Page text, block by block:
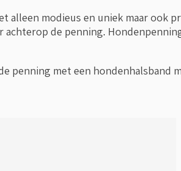
alleen modieus en uniek maar ook
achterop de penning.
penning met een hondenhalsband